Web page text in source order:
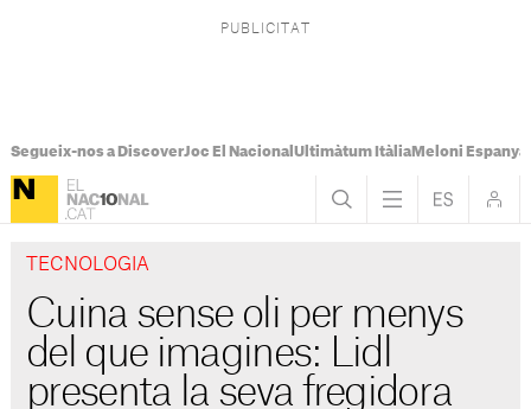
Segueix-nos a DiscoverJoc El Nacional Ultimàtum ItàliaMeloni Espanya
TECNOLOGIA
Cuina sense oli per menys
del que imagines: Lidl
presenta la seva fregidora